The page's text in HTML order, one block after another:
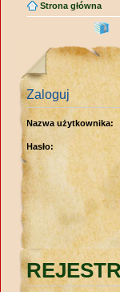
Strona główna
Zaloguj
Nazwa użytkownika:
Hasło: